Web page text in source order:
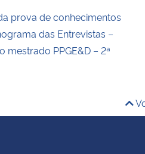
prova de conhecimentos
das Entrevistas –
mestrado PPGE&D – 2ª